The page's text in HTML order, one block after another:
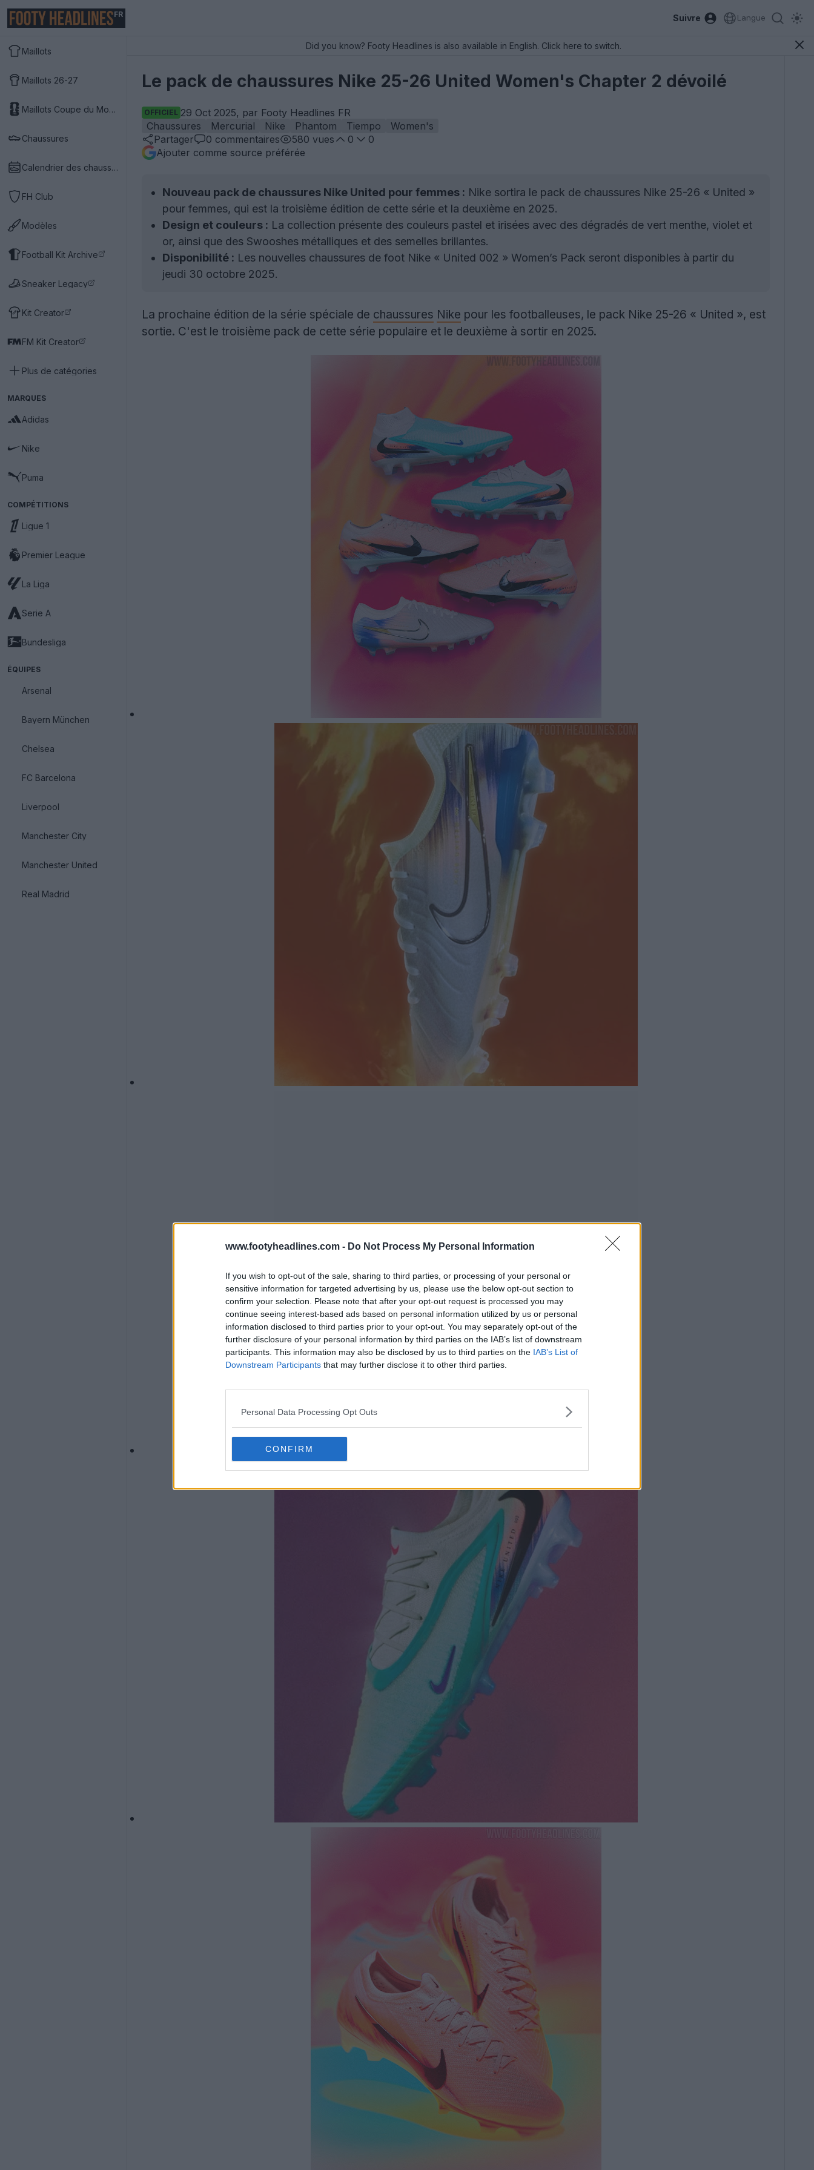
www.footyheadlines.com - Do Not Process My Personal Information
If you wish to opt-out of the sale, sharing to third parties, or processing of your personal or
sensitive information for targeted advertising by us, please use the below opt-out section to
confirm your selection. Please note that after your opt-out request is processed you may
continue seeing interest-based ads based on personal information utilized by us or personal
information disclosed to third parties prior to your opt-out. You may separately opt-out of the
further disclosure of your personal information by third parties on the IAB’s list of downstream
participants. This information may also be disclosed by us to third parties on the IAB’s List of
Downstream Participants that may further disclose it to other third parties.
Personal Data Processing Opt Outs
CONFIRM
FR Suivre Langue
Maillots
Maillots 26-27
Maillots Coupe du Monde 2026
Chaussures
Calendrier des chaussures
FH Club
Modèles
Football Kit Archive
Sneaker Legacy
Kit Creator
FM Kit Creator
Plus de catégories
MARQUES
Adidas
Nike
Puma
COMPÉTITIONS
Ligue 1
Premier League
La Liga
Serie A
Bundesliga
ÉQUIPES
Arsenal
Bayern München
Chelsea
FC Barcelona
Liverpool
Manchester City
Manchester United
Real Madrid
Did you know? Footy Headlines is also available in English. Click here to switch.
Le pack de chaussures Nike 25-26 United Women's Chapter 2 dévoilé
OFFICIEL 29 Oct 2025, par Footy Headlines FR
Chaussures
Mercurial Nike Phantom Tiempo
Women's
Partager
0 commentaires 580 vues 0
0
Ajouter comme source préférée
Nouveau pack de chaussures Nike United pour femmes : Nike sortira le pack de chaussures Nike 25-26 « United »
pour femmes, qui est la troisième édition de cette série et la deuxième en 2025.
Design et couleurs : La collection présente des couleurs pastel et irisées avec des dégradés de vert menthe, violet et
or, ainsi que des Swooshes métalliques et des semelles brillantes.
Disponibilité : Les nouvelles chaussures de foot Nike « United 002 » Women’s Pack seront disponibles à partir du
jeudi 30 octobre 2025.
La prochaine édition de la série spéciale de chaussures Nike pour les footballeuses, le pack Nike 25-26 « United », est
sortie. C'est le troisième pack de cette série populaire et le deuxième à sortir en 2025.